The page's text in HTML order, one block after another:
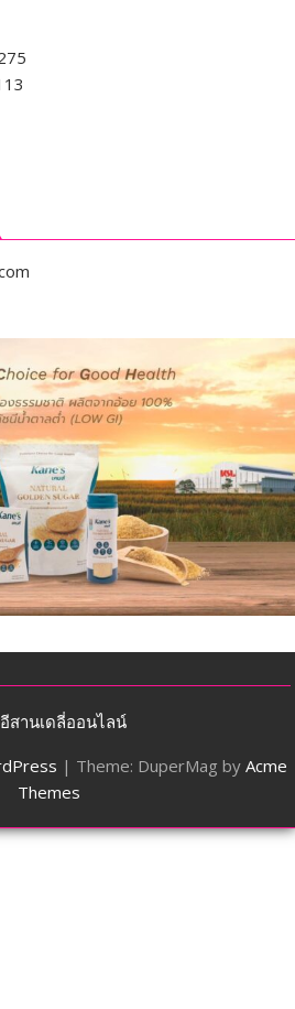
สานเดลี่ออนไลน์
| Theme: DuperMag by Acme
Themes